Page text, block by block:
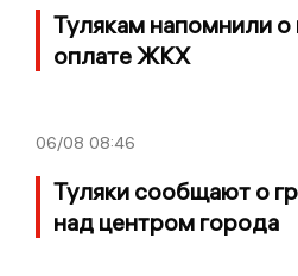
Тулякам напомнили о
оплате ЖКХ
06/08 08:46
Туляки сообщают о
над центром города